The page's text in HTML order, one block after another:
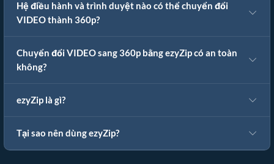
Hệ điều hành và trình duyệt nào có thể chuyển đổi
VIDEO thành 360p?
Chuyển đổi VIDEO sang 360p bằng ezyZip có an toàn
không?
ezyZip là gì?
Tại sao nên dùng ezyZip?